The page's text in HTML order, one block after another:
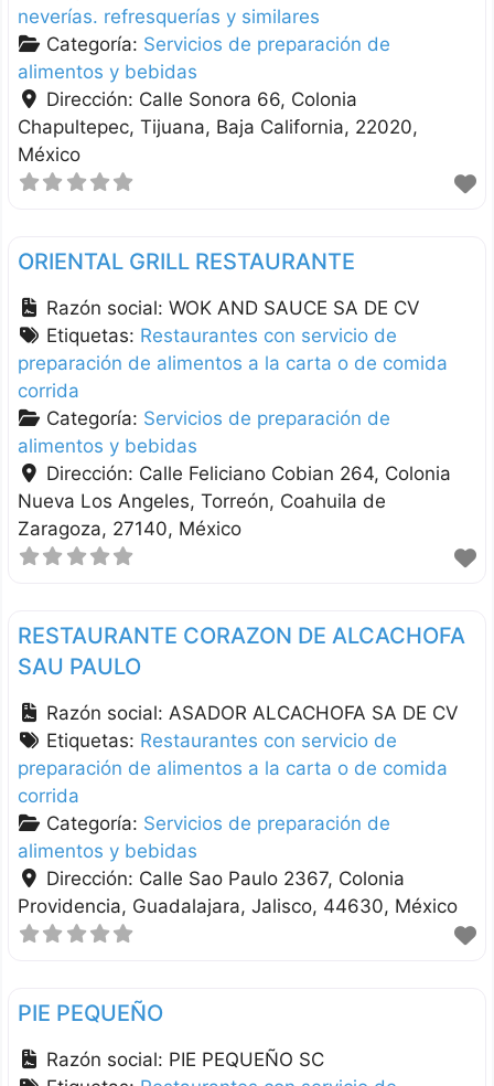
neverías. refresquerías y similares
Categoría: Servicios de preparación de
alimentos y bebidas
Dirección: Calle Sonora 66, Colonia
Chapultepec Tijuana Baja California 22020
México
ORIENTAL GRILL RESTAURANTE
Razón social:WOK AND SAUCE SA DE CV
Etiquetas: Restaurantes con servicio de
preparación de alimentos a la carta o de comida
corrida
Categoría: Servicios de preparación de
alimentos y bebidas
Dirección: Calle Feliciano Cobian 264, Colonia
Nueva Los Angeles Torreón Coahuila de
Zaragoza 27140 México
RESTAURANTE CORAZON DE ALCACHOFA
SAU PAULO
Razón social: ASADOR ALCACHOFA SA DE CV
Etiquetas: Restaurantes con servicio de
preparación de alimentos a la carta o de comida
corrida
Categoría: Servicios de preparación de
alimentos y bebidas
Dirección: Calle Sao Paulo 2367, Colonia
Providencia Guadalajara Jalisco 44630 México
PIE PEQUEÑO
Razón social: PIE PEQUEÑO SC